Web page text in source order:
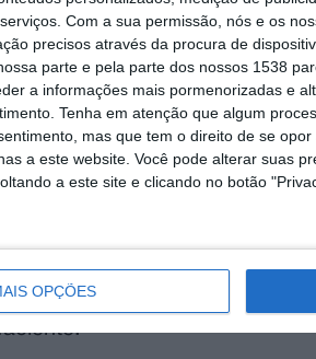
Com a sua permissão, nós e os
precisos através da procura de
parte e pela parte dos nossos 1538
a informações mais pormenorizadas e
Tenha em atenção que algum
mas que tem o direito de se
a este website. Você pode alterar suas
a este site e clicando no botão
OPÇÕES
ter denunciado aquilo
do incêndio os Bombeiros
aquilo que era uma
o local.
Criminal (NIC) da GNR
cerca de 50 plantas